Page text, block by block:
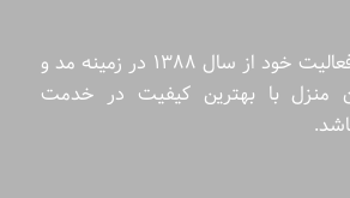
قلم فلزی با شروع فعالیت خود از سال 1388 در زمینه مد و
منزل با بهترین کیفیت در خدمت